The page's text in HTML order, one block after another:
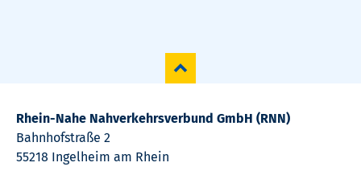
Rhein-Nahe Nahverkehrsverbund GmbH (RNN)
Bahnhofstraße 2
55218 Ingelheim am Rhein